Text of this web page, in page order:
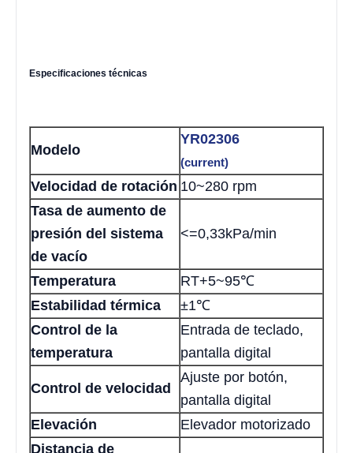
Especificaciones técnicas
Modelo
YR02306
(current)
Velocidad de rotación 10~280 rpm
Tasa de aumento de
presión del sistema
de vacío
<=0,33kPa/min
Temperatura
RT+5~95℃
Estabilidad térmica
±1℃
Control de la
temperatura
Entrada de teclado,
pantalla digital
Control de velocidad
Ajuste por botón,
pantalla digital
Elevación
Elevador motorizado
Distancia de